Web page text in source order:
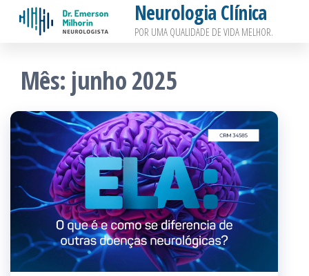
Pular
conteúdo
Neurologia Clínica
POR UMA QUALIDADE DE VIDA MELHOR.
Mês: junho 2025